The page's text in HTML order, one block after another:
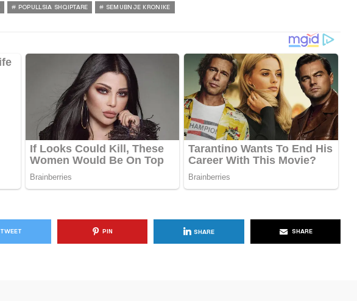
POPULLSIA SHQIPTARE SEMUBNJE KRONIKE
TWEET PIN SHARE SHARE